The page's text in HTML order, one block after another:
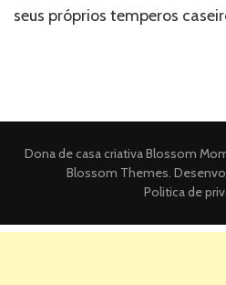
seus próprios temperos
Dona de casa criativaBlossom
Blossom Themes.
Politica de